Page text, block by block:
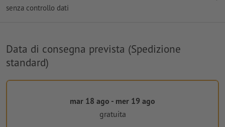
senza controllo dati
Data di consegna prevista (Spedizione
standard)
mar 18 ago - mer 19 ago
gratuita